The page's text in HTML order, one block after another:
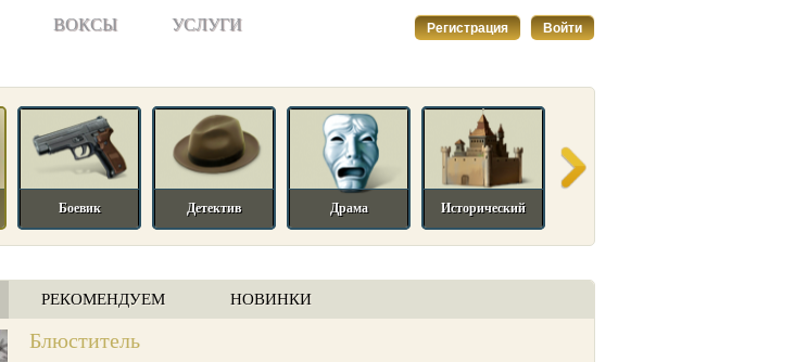
ВОКСЫ УСЛУГИ Регистрация Войти
Боевик Детектив Драма Исторический
РЕКОМЕНДУЕМ НОВИНКИ
Блюститель